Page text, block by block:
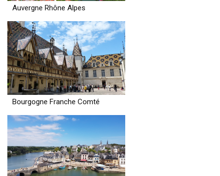
Auvergne Rhône Alpes
Bourgogne Franche Comté